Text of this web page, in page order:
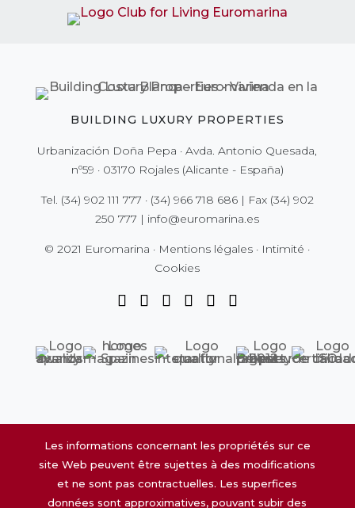
BUILDING LUXURY PROPERTIES
Urbanización Doña Pepa · Avda. Antonio Quesada,
nº59 · 03170 Rojales (Alicante - España)
Tel. (34) 902 111 777 · (34) 966 718 686| Fax (34) 902
250 777 | info@euromarina.es
© 2021 Euromarina · Mentions légales · Intimité ·
Cookies
Les informations concernant les propriétés sur ce
site Web peuvent être sujettes à des modifications
et ne sont pas contractuelles. Les superfices
données sont approximatives, pouvant subir des